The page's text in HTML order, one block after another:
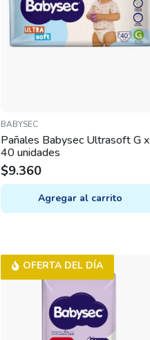
BABYSEC
Pañales Babysec Ultrasoft G x
40 unidades
$9.360
Agregar al carrito
OFERTA DEL DÍA